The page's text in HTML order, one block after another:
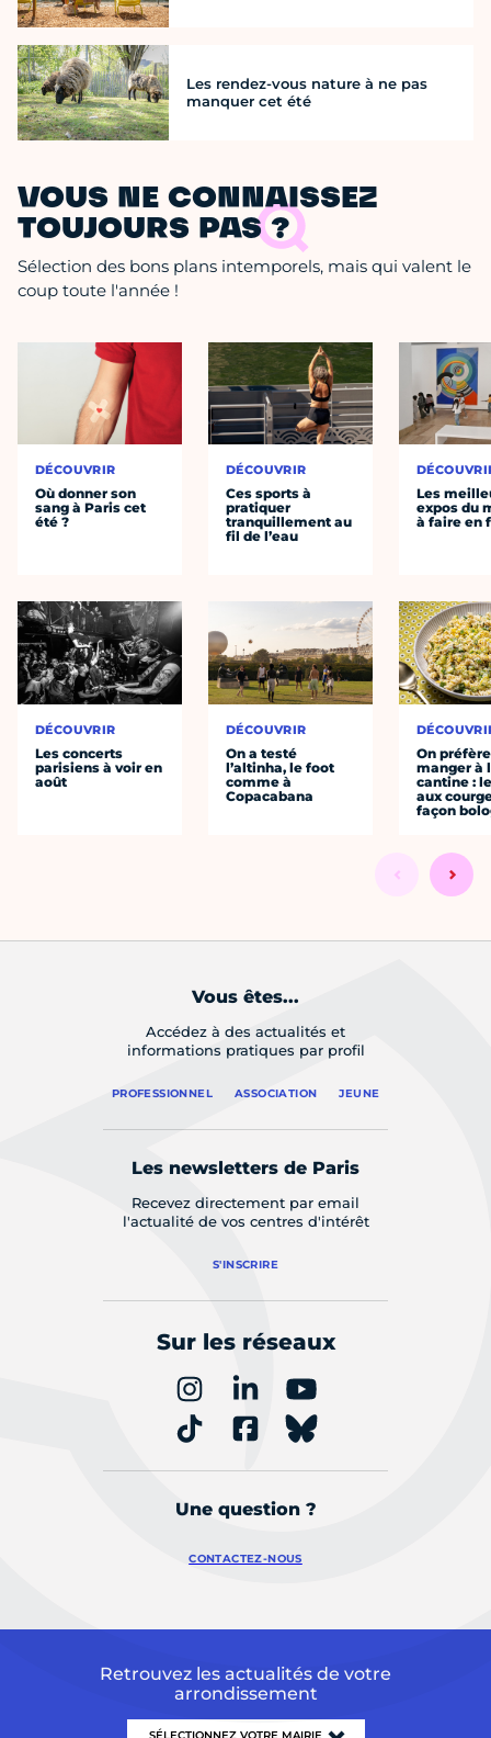
Les rendez-vous nature à ne pas
manquer cet été
VOUS NE CONNAISSEZ
TOUJOURS PAS ?
Sélection des bons plans intemporels, mais qui valent le
coup toute l'année !
DÉCOUVRIR
Où donner son
sang à Paris cet
été ?
DÉCOUVRIR
Les concerts
parisiens à voir en
août
DÉCOUVRIR
Ces sports à
pratiquer
tranquillement au
fil de l’eau
DÉCOUVRIR
On a testé
l’altinha, le foot
comme à
Copacabana
Les
expos du
à faire en
On préfère
manger à
cantine :
aux
façon
Vous êtes...
Accédez à des actualités et
informations pratiques par profil
PROFESSIONNEL ASSOCIATION JEUNE
Les newsletters de Paris
Recevez directement par email
l'actualité de vos centres d'intérêt
S'INSCRIRE
Sur les réseaux
Une question ?
CONTACTEZ-NOUS
Retrouvez les actualités de votre
arrondissement